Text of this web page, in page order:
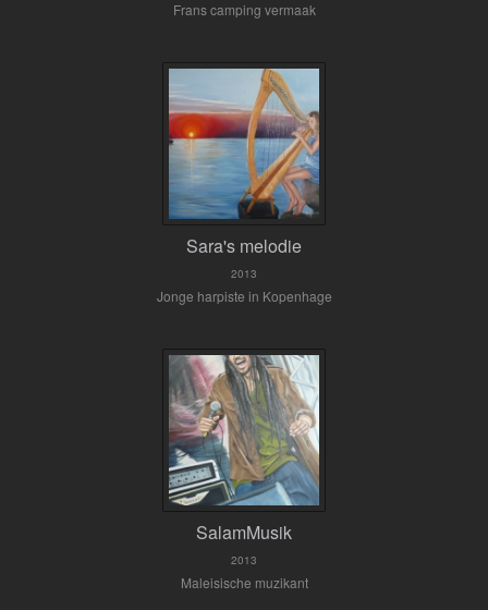
Frans camping vermaak
Sara's melodie
2013
Jonge harpiste in Kopenhage
SalamMusik
2013
Maleisische muzikant